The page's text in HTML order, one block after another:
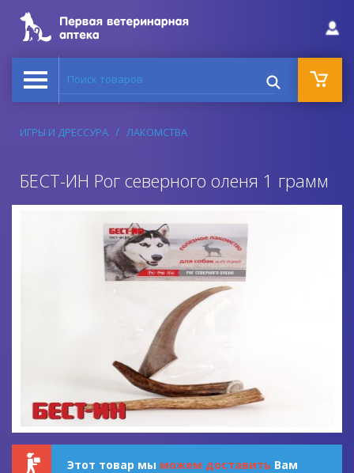
Поиск товаров
ИГРЫ И ДРЕССУРА ЛАКОМСТВА
БЕСТ-ИН Рог северного оленя 1 грамм
Этот товар мы можем доставить Вам